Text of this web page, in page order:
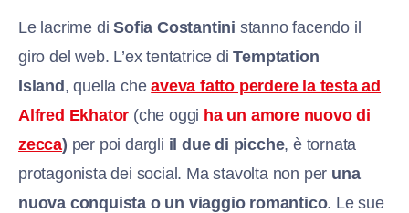
Le lacrime diSofia Costantini stanno facendo il
giro del web. L’ex tentatrice diTemptation
Island, quella cheaveva fatto perdere la testa ad
Alfred Ekhator (che oggi ha un amore nuovo di
zecca) per poi dargli il due di picche, è tornata
protagonista dei social. Ma stavolta non per una
nuova conquista o un viaggio romantico. Le sue